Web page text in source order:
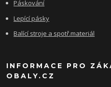
Páskování
Lepící pásky
Balící stroje a spotř.materiál
INFORMACE PRO
OBALY.CZ